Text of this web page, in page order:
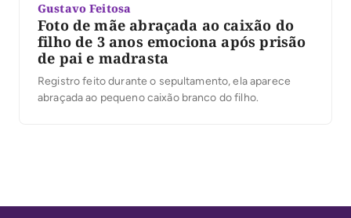
Gustavo Feitosa
Foto de mãe abraçada ao caixão do
filho de 3 anos emociona após prisão
de pai e madrasta
Registro feito durante o sepultamento, ela aparece
abraçada ao pequeno caixão branco do filho.